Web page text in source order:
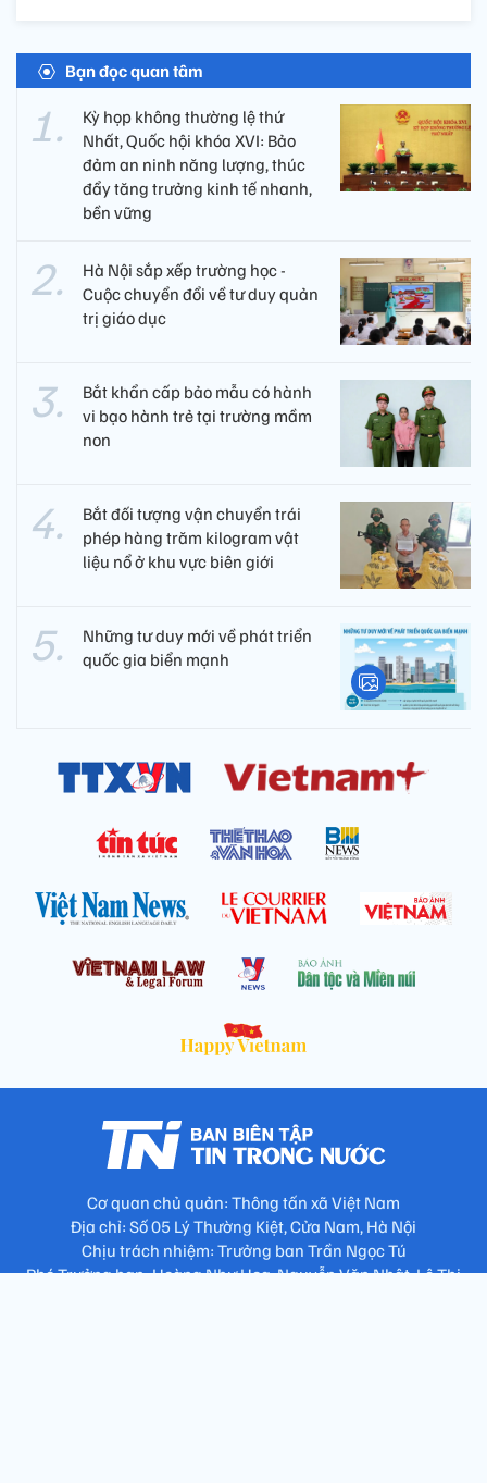
Bạn đọc quan tâm
Kỳ họp không thường lệ thứ
Nhất, Quốc hội khóa XVI: Bảo
đảm an ninh năng lượng, thúc
đẩy tăng trưởng kinh tế nhanh,
bền vững
Hà Nội sắp xếp trường học -
Cuộc chuyển đổi về tư duy quản
trị giáo dục
Bắt khẩn cấp bảo mẫu có hành
vi bạo hành trẻ tại trường mầm
non
Bắt đối tượng vận chuyển trái
phép hàng trăm kilogram vật
liệu nổ ở khu vực biên giới
Những tư duy mới về phát triển
quốc gia biển mạnh
Cơ quan chủ quản: Thông tấn xã Việt Nam
Địa chỉ: Số 05 Lý Thường Kiệt, Cửa Nam, Hà Nội
Chịu trách nhiệm: Trưởng ban Trần Ngọc Tú
Phó Trưởng ban: Hoàng Như Hoa, Nguyễn Văn Nhật, Lê Thị